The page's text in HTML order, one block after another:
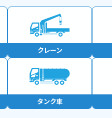
クレーン
タンク車